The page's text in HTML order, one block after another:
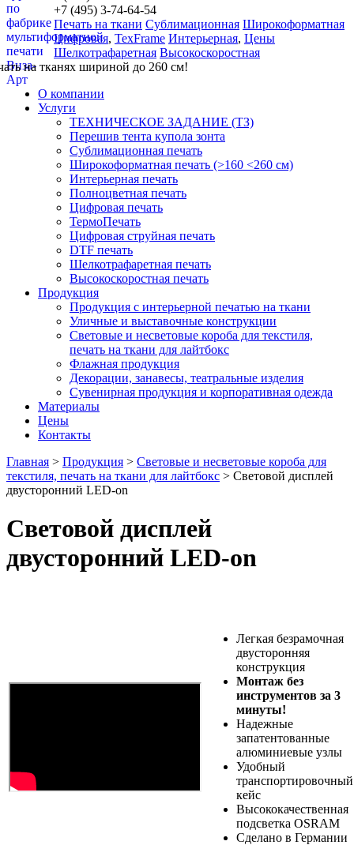
+7 (495) 3-74-64-54
Печать на ткани Сублимационная Широкоформатная
Цифровая, TexFrame Интерьерная, Цены
Шелкотрафаретная Высокоскоростная
на тканях шириной до 260 см!
О компании
Услуги
ТЕХНИЧЕСКОЕ ЗАДАНИЕ (ТЗ)
Перешив тента купола зонта
Сублимационная печать
Широкоформатная печать (>160 <260 см)
Интерьерная печать
Полноцветная печать
Цифровая печать
ТермоПечать
Цифровая струйная печать
DTF печать
Шелкотрафаретная печать
Высокоскоростная печать
Продукция
Продукция с интерьерной печатью на ткани
Уличные и выставочные конструкции
Световые и несветовые короба для текстиля,
печать на ткани для лайтбокс
Флажная продукция
Декорации, занавесы, театральные изделия
Сувенирная продукция и корпоративная одежда
Материалы
Цены
Контакты
Главная > Продукция > Световые и несветовые короба для
текстиля, печать на ткани для лайтбокс > Световой дисплей
двусторонний LED-on
Световой дисплей
двусторонний LED-on
Легкая безрамочная
двусторонняя
конструкция
Монтаж без
инструментов за 3
минуты!
Надежные
запатентованные
алюминиевые узлы
Удобный
транспортировочный
кейс
Высококачественная
подсветка OSRAM
Сделано в Германии